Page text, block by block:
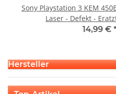
Sony Playstation 3 KEM
Laser - Defekt -
14,99 €
Hersteller